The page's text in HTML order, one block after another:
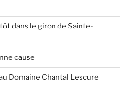
dans le giron de Sainte-
cause
Domaine Chantal Lescure